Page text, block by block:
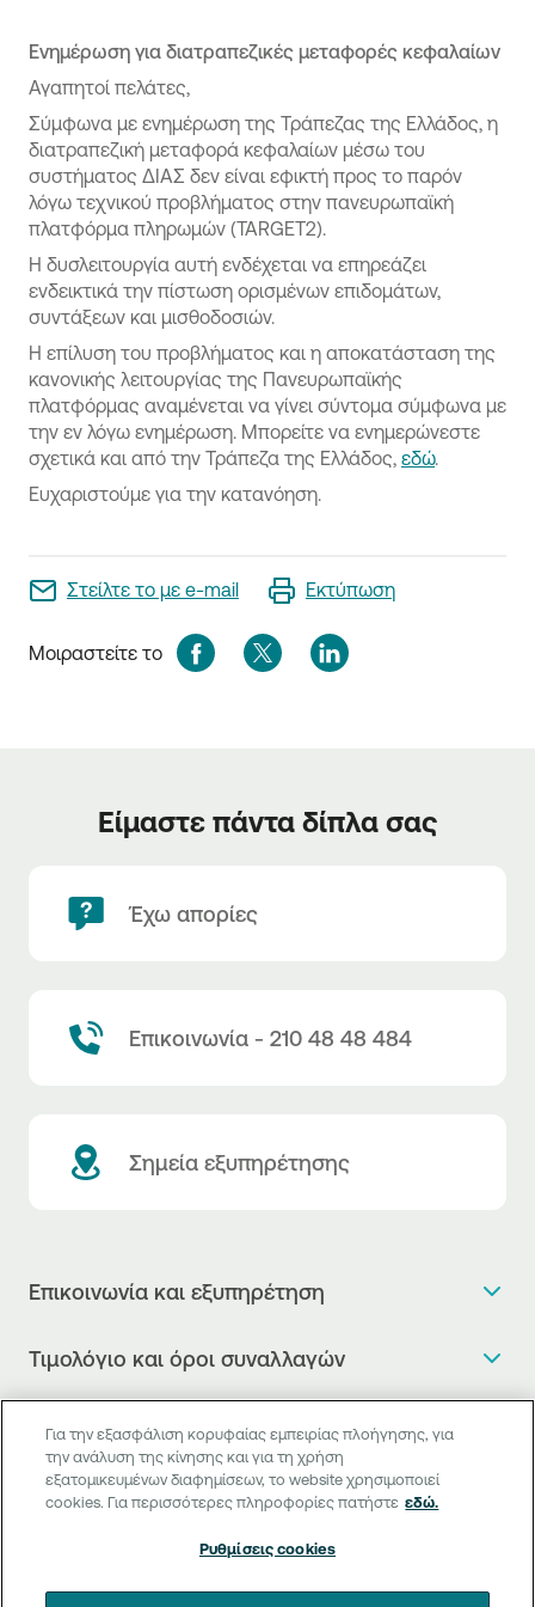
Ενημέρωση για διατραπεζικές μεταφορές κεφαλαίων
Αγαπητοί πελάτες,
Σύμφωνα με ενημέρωση της Τράπεζας της Ελλάδος, η
διατραπεζική μεταφορά κεφαλαίων μέσω του
συστήματος ΔΙΑΣ δεν είναι εφικτή προς το παρόν
λόγω τεχνικού προβλήματος στην πανευρωπαϊκή
πλατφόρμα πληρωμών (TARGET2).
Η δυσλειτουργία αυτή ενδέχεται να επηρεάζει
ενδεικτικά την πίστωση ορισμένων επιδομάτων,
συντάξεων και μισθοδοσιών.
Η επίλυση του προβλήματος και η αποκατάσταση της
κανονικής λειτουργίας της Πανευρωπαϊκής
πλατφόρμας αναμένεται να γίνει σύντομα σύμφωνα με
την εν λόγω ενημέρωση. Μπορείτε να ενημερώνεστε
σχετικά και από την Τράπεζα της Ελλάδος, εδώ.
Ευχαριστούμε για την κατανόηση.
Στείλτε το με e-mail Εκτύπωση
Μοιραστείτε το
Είμαστε πάντα δίπλα σας
Έχω απορίες
Επικοινωνία - 210 48 48 484
Σημεία εξυπηρέτησης
Επικοινωνία και εξυπηρέτηση
Η νέα Ψηφιακή Εποχή στις συναλλαγές, έφτασε!
Θέλω να μιλήσω με Corporate Transaction Banking
Officer
Θέλω να μιλήσω με επιχειρηματικό σύνδεσμο
Θέλω να κάνω ένα παράπονο
Τιμολόγιο και όροι συναλλαγών
Τιμολόγιο της Τράπεζας
Δελτίο τιμών συναλλάγματος
Δελτίο πληροφόρησης περί τελών
Μεταφορά λογαριασμού πληρωμών
Structured products
Χρήσιμοι σύνδεσμοι
Συχνές ερωτήσεις
Κανονιστική Συμμόρφωση
Γενικοί όροι προϋποθέσεων παροχής υπηρεσιών
έμμεσης εκκαθάρισης
Digital Banking
Για την εξασφάλιση κορυφαίας εμπειρίας πλοήγησης, για
την ανάλυση της κίνησης και για τη χρήση
εξατομικευμένων διαφημίσεων, το website χρησιμοποιεί
cookies. Για περισσότερες πληροφορίες πατήστε εδώ.
Ρυθμίσεις cookies